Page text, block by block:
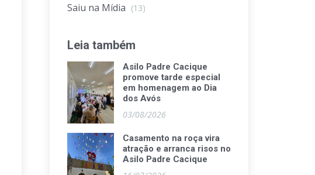
Saiu na Mídia (13)
Leia também
Asilo Padre Cacique
promove tarde especial
em homenagem ao Dia
dos Avós
03/08/2026
Casamento na roça vira
atração e arranca risos no
Asilo Padre Cacique